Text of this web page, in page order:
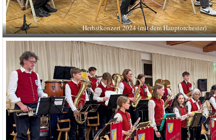
Herbstkonzert 2024 (mit dem Hauptorchester)